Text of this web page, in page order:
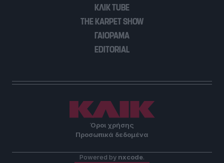
ΚΛΙΚ TUBE
THE KARPET SHOW
ΓΑΙΟΡΑΜΑ
EDITORIAL
Όροι χρήσης
Προσωπικά δεδομένα
Powered by nxcode.